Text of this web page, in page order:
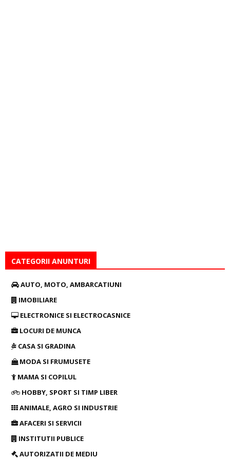
CATEGORII ANUNTURI
AUTO, MOTO, AMBARCATIUNI
IMOBILIARE
ELECTRONICE SI ELECTROCASNICE
LOCURI DE MUNCA
CASA SI GRADINA
MODA SI FRUMUSETE
MAMA SI COPILUL
HOBBY, SPORT SI TIMP LIBER
ANIMALE, AGRO SI INDUSTRIE
AFACERI SI SERVICII
INSTITUTII PUBLICE
AUTORIZATII DE MEDIU